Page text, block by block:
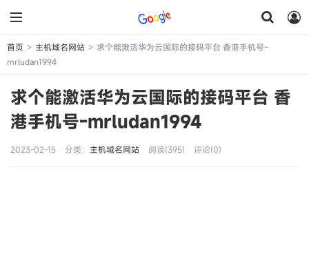
首页 > 主机域名网站 > 求个能激活华为云国际的接码平台 香港手机号-
mrludan1994
求个能激活华为云国际的接码平台 香
港手机号-mrludan1994
2023-02-15 分类： 主机域名网站 阅读(395) 评论(0)